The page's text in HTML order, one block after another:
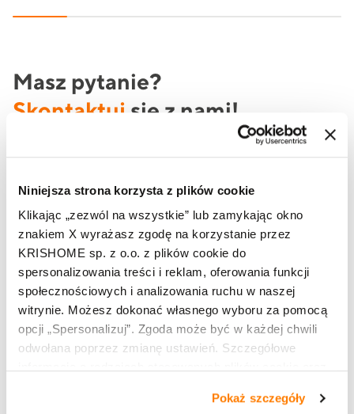
Niniejsza strona korzysta z plików cookie
Klikając „zezwól na wszystkie” lub zamykając okno
znakiem X wyrażasz zgodę na korzystanie przez
KRISHOME sp. z o.o. z plików cookie do
spersonalizowania treści i reklam, oferowania funkcji
społecznościowych i analizowania ruchu w naszej
witrynie. Możesz dokonać własnego wyboru za pomocą
opcji „Spersonalizuj”. Zgoda może być w każdej chwili
odwołana poprzez zmianę ustawień. Szczegółowe
tym, jak korzystasz z naszej witryny, znajdziesz w
Pokaż szczegóły
Masz pytanie?
Skontaktuj się z nami!
skorzystaj z formularza lub zadzwoń do nas już teraz.
Imię i nazwisko
Telefon